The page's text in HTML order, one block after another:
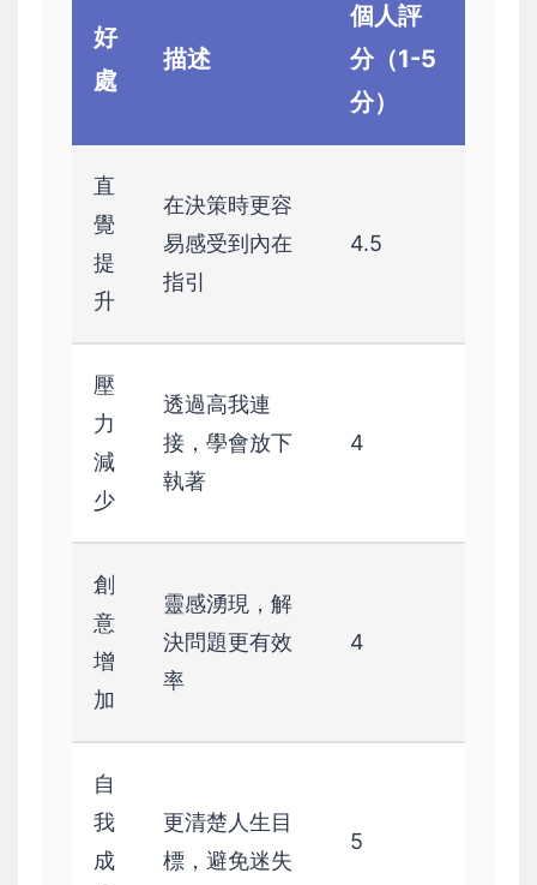
好
處
描述
個人評
分（1-5
分）
直
覺
提
升
在決策時更容
易感受到內在
指引
4.5
壓
力
減
少
透過高我連
接，學會放下
執著
4
創
意
增
加
靈感湧現，解
決問題更有效
率
4
自
我
成
更清楚人生目
標，避免迷失
5